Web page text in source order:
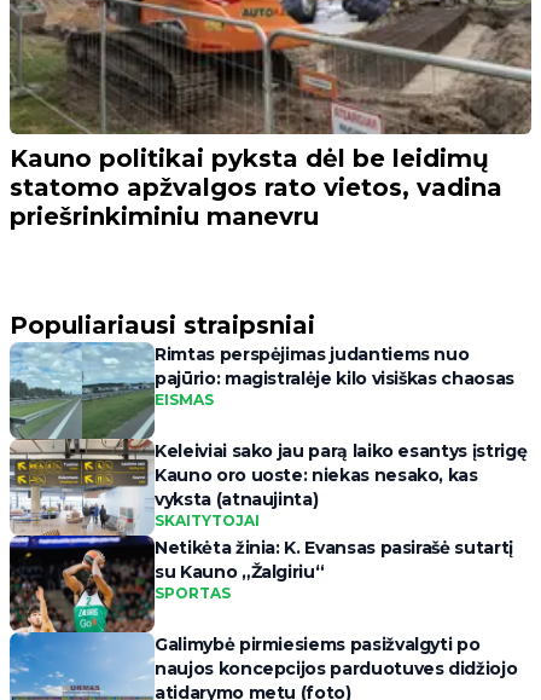
Kauno politikai pyksta dėl be leidimų
statomo apžvalgos rato vietos, vadina
priešrinkiminiu manevru
Populiariausi straipsniai
Rimtas perspėjimas judantiems nuo
pajūrio: magistralėje kilo visiškas chaosas
EISMAS
Keleiviai sako jau parą laiko esantys įstrigę
Kauno oro uoste: niekas nesako, kas
vyksta (atnaujinta)
SKAITYTOJAI
Netikėta žinia: K. Evansas pasirašė sutartį
su Kauno „Žalgiriu“
SPORTAS
Galimybė pirmiesiems pasižvalgyti po
naujos koncepcijos parduotuves didžiojo
atidarymo metu (foto)